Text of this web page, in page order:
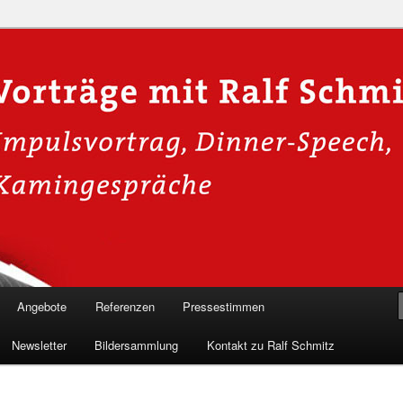
für Hackervorträge &
🛡️
in die Welt der Cybersicherheit mit Ralf Schmitz. Erleben Sie Live-
& schützen Sie sich effektiv.
Angebote Referenzen Pressestimmen
Newsletter Bildersammlung Kontakt zu Ralf Schmitz